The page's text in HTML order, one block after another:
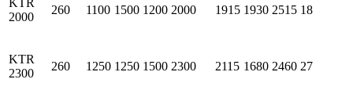
2000
260 1100 1500 1200 2000 1915 1930 2515 18
KTR
2300
260 1250 1250 1500 2300 2115 1680 2460 27